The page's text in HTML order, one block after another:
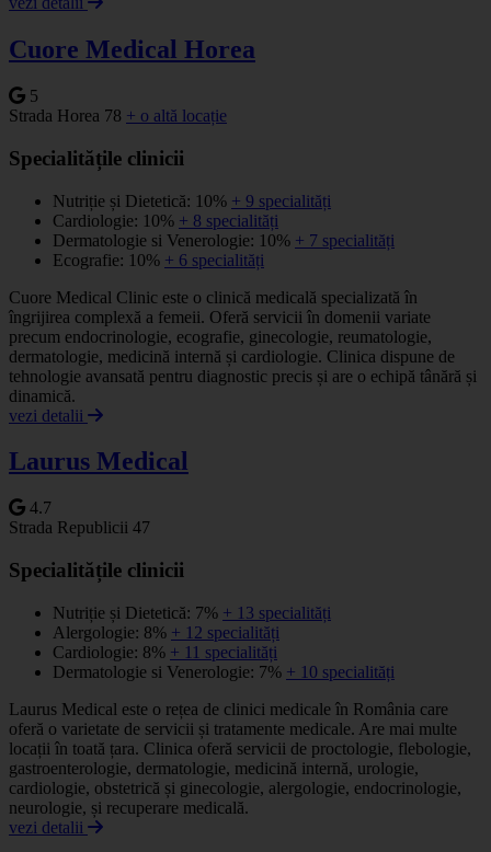
Cuore Medical Horea
5
Strada Horea 78 + o altă locație
Specialitățile clinicii
Nutriție și Dietetică: 10% + 9 specialități
Cardiologie: 10% + 8 specialități
Dermatologie si Venerologie: 10% + 7 specialități
Ecografie: 10% + 6 specialități
Cuore Medical Clinic este o clinică medicală specializată în
îngrijirea complexă a femeii. Oferă servicii în domenii variate
precum endocrinologie, ecografie, ginecologie, reumatologie,
dermatologie, medicină internă și cardiologie. Clinica dispune de
tehnologie avansată pentru diagnostic precis și are o echipă tânără și
dinamică.
vezi detalii
Laurus Medical
4.7
Strada Republicii 47
Specialitățile clinicii
Nutriție și Dietetică: 7% + 13 specialități
Alergologie: 8% + 12 specialități
Cardiologie: 8% + 11 specialități
Dermatologie si Venerologie: 7% + 10 specialități
Laurus Medical este o rețea de clinici medicale în România care
oferă o varietate de servicii și tratamente medicale. Are mai multe
locații în toată țara. Clinica oferă servicii de proctologie, flebologie,
gastroenterologie, dermatologie, medicină internă, urologie,
cardiologie, obstetrică și ginecologie, alergologie, endocrinologie,
neurologie, și recuperare medicală.
vezi detalii